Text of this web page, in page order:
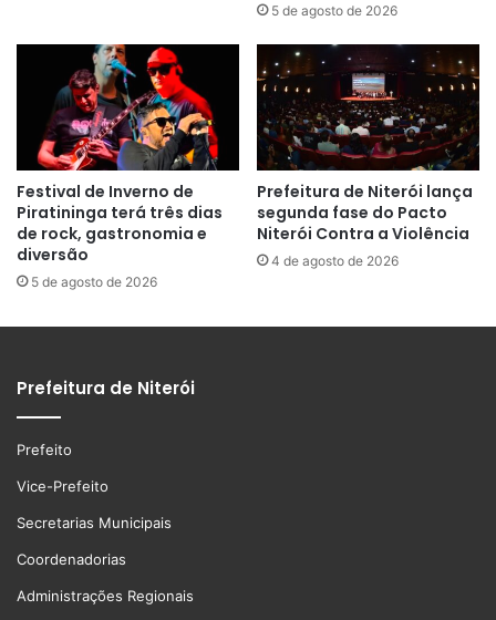
5 de agosto de 2026
Festival de Inverno de
Piratininga terá três dias
de rock, gastronomia e
diversão
5 de agosto de 2026
Prefeitura de Niterói lança
segunda fase do Pacto
Niterói Contra a Violência
4 de agosto de 2026
Prefeitura de Niterói
Prefeito
Vice-Prefeito
Secretarias Municipais
Coordenadorias
Administrações Regionais